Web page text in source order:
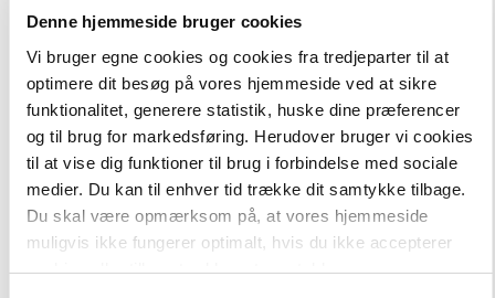
Denne hjemmeside bruger cookies
Vi bruger egne cookies og cookies fra tredjeparter til at
optimere dit besøg på vores hjemmeside ved at sikre
funktionalitet, generere statistik, huske dine præferencer
og til brug for markedsføring. Herudover bruger vi cookies
til at vise dig funktioner til brug i forbindelse med sociale
medier. Du kan til enhver tid trække dit samtykke tilbage.
Du skal være opmærksom på, at vores hjemmeside
muligvis ikke fungerer optimalt, hvis du ikke accepterer
cookies eller tilbagetrækker et samtykke.
9788723572295